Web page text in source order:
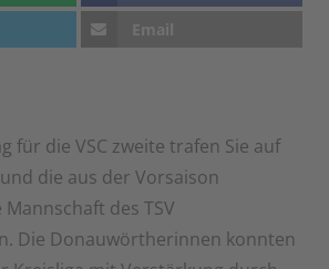
Email
für die VSC zweite trafen Sie auf
die aus der Vorsaison
des TSV
Die Donauwörtherinnen konnten